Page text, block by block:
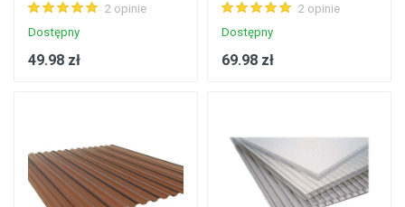
2 opinie
Dostępny
49.98 zł
2 opinie
Dostępny
69.98 zł